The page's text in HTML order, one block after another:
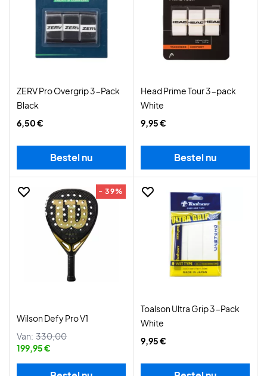
ZERV Pro Overgrip 3-Pack
Black
6,50 €
Bestel nu
Head Prime Tour 3-pack
White
9,95 €
Bestel nu
- 39%
Wilson Defy Pro V1
Van: 330,00
199,95 €
Toalson Ultra Grip 3-Pack
White
9,95 €